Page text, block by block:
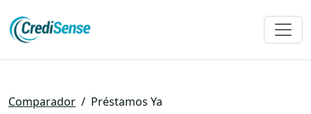
Comparador / Préstamos Ya